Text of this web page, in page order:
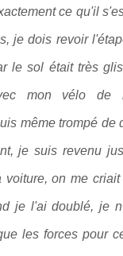
ce qu'il
je dois revoir
le sol était très
mon vélo de
même trompé de
je suis revenu
voiture, on me
je l'ai doublé, je
les forces pour